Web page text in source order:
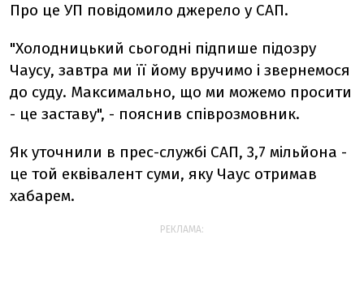
Про це УП повідомило джерело у САП.
"Холодницький сьогодні підпише підозру
Чаусу, завтра ми її йому вручимо і звернемося
до суду. Максимально, що ми можемо просити
- це заставу", - пояснив співрозмовник.
Як уточнили в прес-службі САП, 3,7 мільйона -
це той еквівалент суми, яку Чаус отримав
хабарем.
РЕКЛАМА: